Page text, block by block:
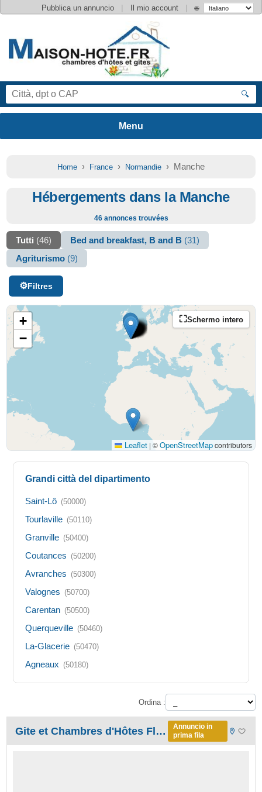
Pubblica un annuncio | Il mio account | 🌐
🔍
Home › France › Normandie › Manche
Hébergements dans la Manche
46 annonces trouvées
Tutti (46) Bed and breakfast, B and B (31)
Agriturismo (9)
Filtres
Schermo intero
+
−
Leaflet | ©OpenStreetMapcontributors
Grandi città del dipartimento
Saint-Lô (50000)
Tourlaville (50110)
Granville (50400)
Coutances (50200)
Avranches (50300)
Valognes (50700)
Carentan (50500)
Querqueville (50460)
La-Glacerie (50470)
Agneaux (50180)
Ordina :
Gite et Chambres d'Hôtes Florence Desangin
Annuncio in
prima fila